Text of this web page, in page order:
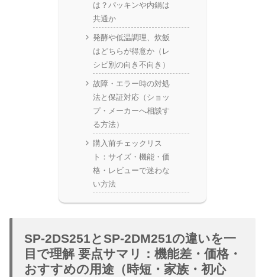
は？パッキンや内鍋は
共通か
発酵や低温調理、炊飯
はどちらが得意か（レ
シピ別の向き不向き）
故障・エラー時の対処
法と保証対応（ショッ
プ・メーカーへ相談す
る方法）
購入前チェックリス
ト：サイズ・機能・価
格・レビューで迷わな
い方法
SP-2DS251とSP-2DM251の違いを一
目で理解 要点サマリ：機能差・価格・
おすすめの用途（時短・家族・初心